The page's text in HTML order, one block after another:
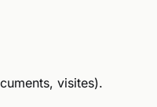
visites).